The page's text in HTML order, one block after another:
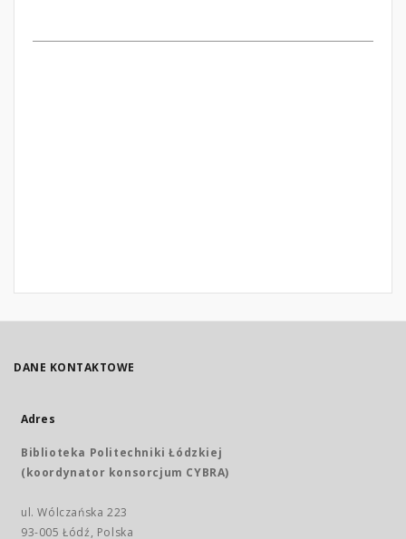
DANE KONTAKTOWE
Adres
Biblioteka Politechniki Łódzkiej
(koordynator konsorcjum CYBRA)
ul. Wólczańska 223
93-005 Łódź, Polska